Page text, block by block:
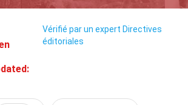
Vérifié par un expert Directives
éditoriales